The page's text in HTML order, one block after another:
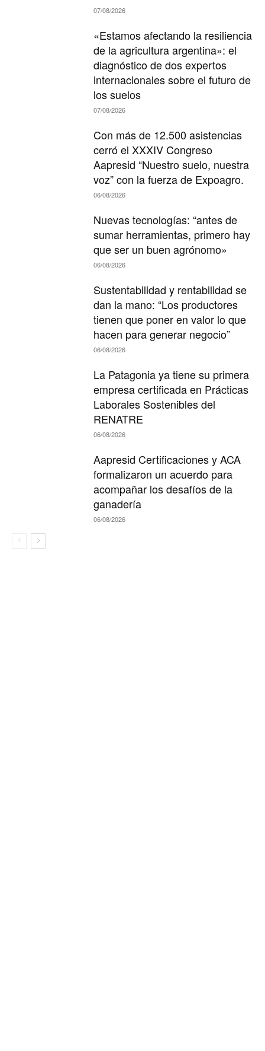
07/08/2026
«Estamos afectando la resiliencia
de la agricultura argentina»: el
diagnóstico de dos expertos
internacionales sobre el futuro de
los suelos
07/08/2026
Con más de 12.500 asistencias
cerró el XXXIV Congreso
Aapresid “Nuestro suelo, nuestra
voz” con la fuerza de Expoagro.
06/08/2026
Nuevas tecnologías: “antes de
sumar herramientas, primero hay
que ser un buen agrónomo»
06/08/2026
Sustentabilidad y rentabilidad se
dan la mano: “Los productores
tienen que poner en valor lo que
hacen para generar negocio”
06/08/2026
La Patagonia ya tiene su primera
empresa certificada en Prácticas
Laborales Sostenibles del
RENATRE
06/08/2026
Aapresid Certificaciones y ACA
formalizaron un acuerdo para
acompañar los desafíos de la
ganadería
06/08/2026